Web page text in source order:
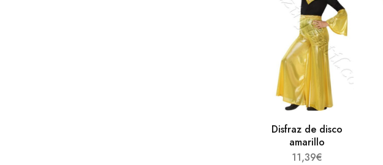
Disfraz de disco
amarillo
11,39€